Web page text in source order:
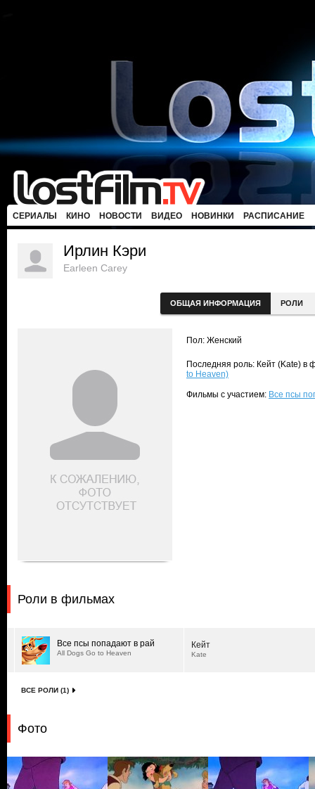
СЕРИАЛЫ КИНО НОВОСТИ ВИДЕО НОВИНКИ РАСПИСАНИЕ
Ирлин Кэри
Earleen Carey
ОБЩАЯ ИНФОРМАЦИЯ РОЛИ
Пол: Женский
Последняя роль: Кейт (Kate) в
to Heaven)
Фильмы с участием: Все псы
Роли в фильмах
Все псы попадают в рай
All Dogs Go to Heaven
Кейт
Kate
ВСЕ РОЛИ (1)
Фото